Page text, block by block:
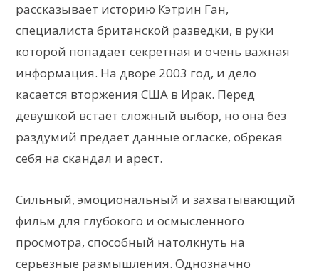
рассказывает историю Кэтрин Ган,
специалиста британской разведки, в руки
которой попадает секретная и очень важная
информация. На дворе 2003 год, и дело
касается вторжения США в Ирак. Перед
девушкой встает сложный выбор, но она без
раздумий предает данные огласке, обрекая
себя на скандал и арест.
Сильный, эмоциональный и захватывающий
фильм для глубокого и осмысленного
просмотра, способный натолкнуть на
серьезные размышления. Однозначно